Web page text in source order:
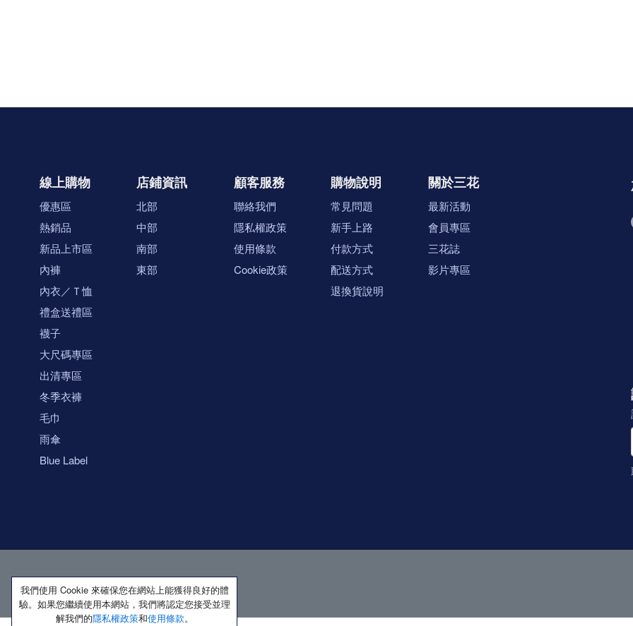
線上購物
優惠區
熱銷品
新品上市區
內褲
內衣／Ｔ恤
禮盒送禮區
襪子
大尺碼專區
出清專區
冬季衣褲
毛巾
雨傘
Blue Label
店鋪資訊
北部
中部
南部
東部
顧客服務
聯絡我們
隱私權政策
使用條款
Cookie政策
購物說明
常見問題
新手上路
付款方式
配送方式
退換貨說明
關於三花
最新活動
會員專區
三花誌
影片專區
我們使用 Cookie 來確保您在網站上能獲得良好的體
驗。如果您繼續使用本網站，我們將認定您接受並理
解我們的隱私權政策和使用條款。